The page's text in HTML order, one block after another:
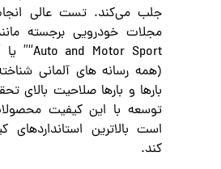
جلب می‌کند. تست عالی
(همه رسانه های آلمانی
است بالاترین استانداردهای
کند.